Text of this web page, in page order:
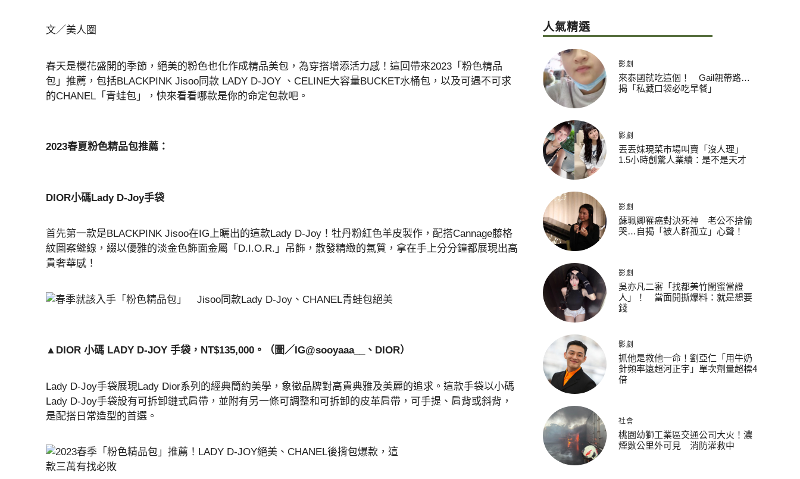
文／美人圈
春天是櫻花盛開的季節，絕美的粉色也化作成精品美包，為穿搭增添活力感！這回帶來2023「粉色精品
包」推薦，包括BLACKPINK Jisoo同款 LADY D-JOY 、CELINE大容量BUCKET水桶包，以及可遇不可求
的CHANEL「青蛙包」，快來看看哪款是你的命定包款吧。
2023春夏粉色精品包推薦：
DIOR小碼Lady D-Joy手袋
首先第一款是BLACKPINK Jisoo在IG上曬出的這款Lady D-Joy！牡丹粉紅色羊皮製作，配搭Cannage藤格
紋圖案縫線，綴以優雅的淡金色飾面金屬「D.I.O.R.」吊飾，散發精緻的氣質，拿在手上分分鐘都展現出高
貴奢華感！
▲DIOR 小碼 LADY D-JOY 手袋，NT$135,000。（圖／IG@sooyaaa__、DIOR）
Lady D-Joy手袋展現Lady Dior系列的經典簡約美學，象徵品牌對高貴典雅及美麗的追求。這款手袋以小碼
Lady D-Joy手袋設有可拆卸鏈式肩帶，並附有另一條可調整和可拆卸的皮革肩帶，可手提、肩背或斜背，
是配搭日常造型的首選。
人氣精選
影劇
來泰國就吃這個！ Gail親帶路…
揭「私藏口袋必吃早餐」
影劇
丟丟妹現菜市場叫賣「沒人理」
1.5小時創驚人業績：是不是天才
影劇
蘇珮卿罹癌對決死神 老公不捨偷
哭…自揭「被人群孤立」心聲！
影劇
吳亦凡二審「找都美竹閨蜜當證
人」！ 當面開撕爆料：就是想要
錢
影劇
抓他是救他一命！劉亞仁「用牛奶
針頻率遠超河正宇」單次劑量超標4
倍
社會
桃園幼獅工業區交通公司大火！濃
煙數公里外可見 消防灌救中